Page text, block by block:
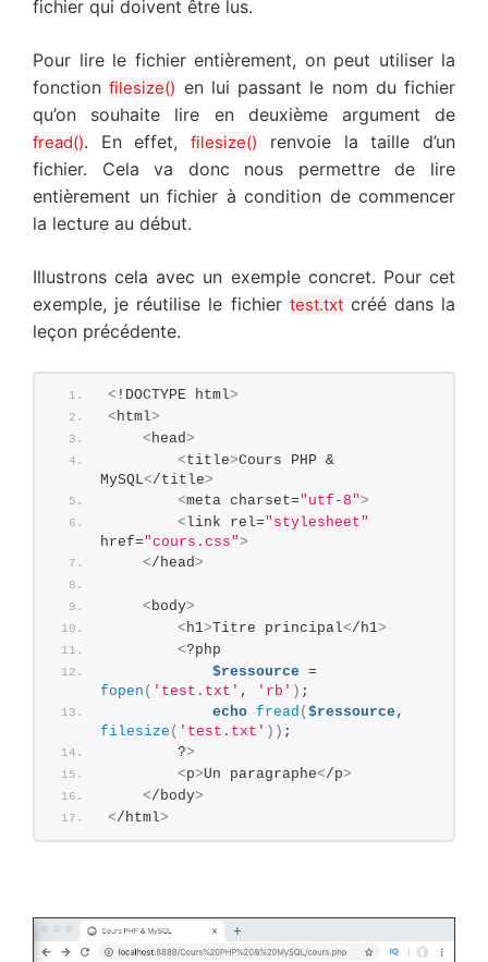
fichier qui doivent être lus.
Pour lire le fichier entièrement, on peut utiliser la
fonctionfilesize() en lui passant le nom du fichier
qu’on souhaite lire en deuxième argument de
fread(). En effet,filesize() renvoie la taille d’un
fichier. Cela va donc nous permettre de lire
entièrement un fichier à condition de commencer
la lecture au début.
Illustrons cela avec un exemple concret. Pour cet
exemple, je réutilise le fichier test.txtcréé dans la
leçon précédente.
< !DOCTYPE html>
<html>
<head>
<title>Cours PHP &
MySQL</title>
<meta charset="utf-8">
<link rel="stylesheet"
href="cours.css">
</head>
<body>
<h1>Titre principal</h1>
<?php
$ressource
fopen ( 'test.txt' , 'rb' ) ;
echo fread ( $ressource,
filesize ( 'test.txt' )) ;
        ?
>
<p>Un paragraphe</p>
</body>
</html>